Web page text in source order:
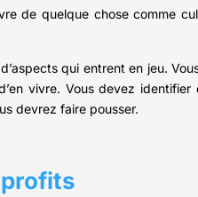
de quelque chose comme
qui entrent en jeu.
vivre. Vous devez
devrez faire pousser.